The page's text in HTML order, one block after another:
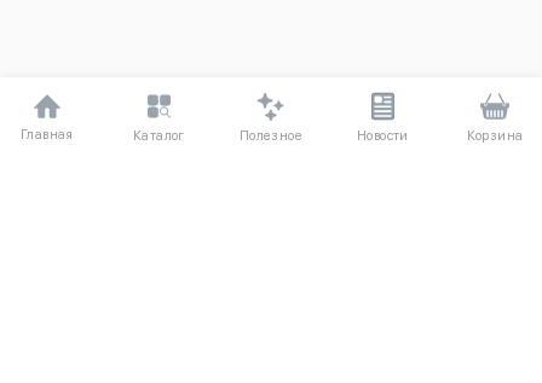
Главная Каталог Полезное Новости Корзина